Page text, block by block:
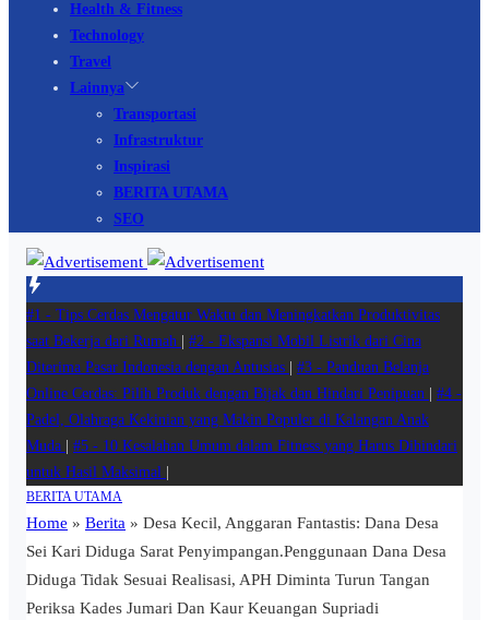
Health & Fitness
Technology
Travel
Lainnya
Transportasi
Infrastruktur
Inspirasi
BERITA UTAMA
SEO
#1 - Tips Cerdas Mengatur Waktu dan Meningkatkan Produktivitas
saat Bekerja dari Rumah
#2 - Ekspansi Mobil Listrik dari Cina
Diterima Pasar Indonesia dengan Antusias
#3 - Panduan Belanja
Online Cerdas: Pilih Produk dengan Bijak dan Hindari Penipuan
#4 -
Padel, Olahraga Kekinian yang Makin Populer di Kalangan Anak
Muda
#5 - 10 Kesalahan Umum dalam Fitness yang Harus Dihindari
untuk Hasil Maksimal
BERITA UTAMA
Home » Berita » Desa Kecil, Anggaran Fantastis: Dana Desa
Sei Kari Diduga Sarat Penyimpangan.Penggunaan Dana Desa
Diduga Tidak Sesuai Realisasi, APH Diminta Turun Tangan
Periksa Kades Jumari Dan Kaur Keuangan Supriadi